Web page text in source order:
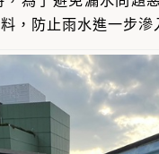
，防止雨水進一步滲